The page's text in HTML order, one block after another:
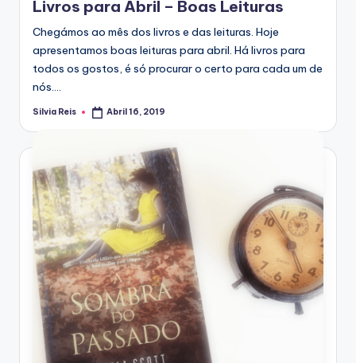
Livros para Abril – Boas Leituras
Chegámos ao mês dos livros e das leituras. Hoje
apresentamos boas leituras para abril. Há livros para
todos os gostos, é só procurar o certo para cada um de
nós.…
Posted
Silvia Reis Abril 16, 2019